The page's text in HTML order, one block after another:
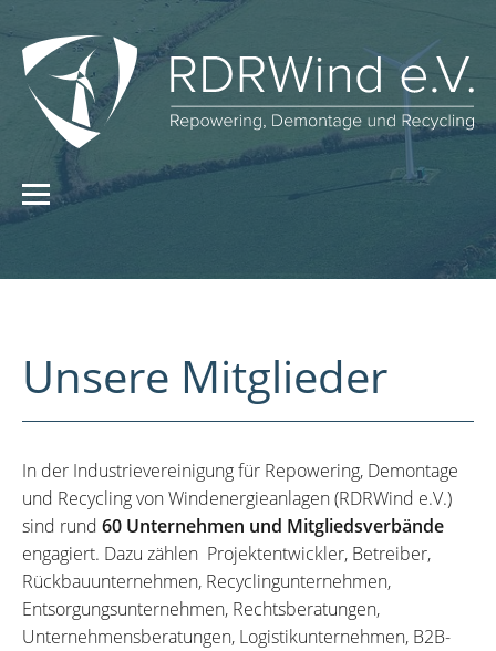
Unsere Mitglieder
In der Industrievereinigung für Repowering, Demontage
und Recycling von Windenergieanlagen (RDRWind e.V.)
sind rund 60 Unternehmen und Mitgliedsverbände
engagiert. Dazu zählen Projektentwickler, Betreiber,
Rückbauunternehmen, Recyclingunternehmen,
Entsorgungsunternehmen, Rechtsberatungen,
Unternehmensberatungen, Logistikunternehmen, B2B-